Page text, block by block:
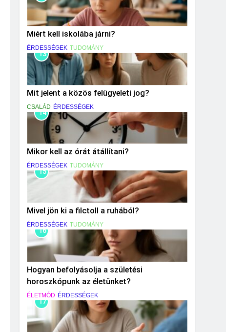
Miért kell iskolába járni?
ÉRDESSÉGEK TUDOMÁNY
13
Mit jelent a közös felügyeleti jog?
CSALÁD ÉRDESSÉGEK
14
Mikor kell az órát átállítani?
ÉRDESSÉGEK TUDOMÁNY
15
Mivel jön ki a filctoll a ruhából?
ÉRDESSÉGEK TUDOMÁNY
16
Hogyan befolyásolja a születési
horoszkópunk az életünket?
ÉLETMÓD ÉRDESSÉGEK
17